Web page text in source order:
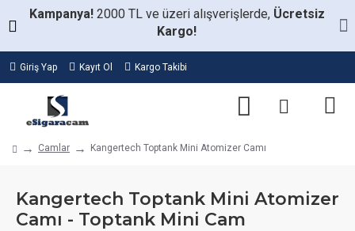
Kampanya! 2000 TL ve üzeri alışverişlerde, Ücretsiz
Kargo!
Giriş Yap Kayıt Ol Kargo Takibi
Camlar Kangertech Toptank Mini Atomizer Camı
Kangertech Toptank Mini Atomizer
Camı - Toptank Mini Cam